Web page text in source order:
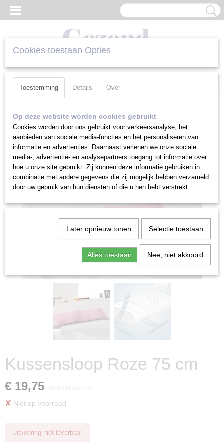
Inloggen Registreren
Home >Kussenslopen>Kussenslopen 75 cm>
75 cm
Kussensloop Roze 75 cm
€ 19,75
✘ Niet op voorraad
Uitvoering niet leverbaar
Cookies toestaan Opties
Toestemming Details Over
Op deze website worden cookies gebruikt
Cookies worden door ons gebruikt voor verkeersanalyse, het
aanbieden van sociale media-functies en het personaliseren van
informatie en advertenties. Daarnaast verlenen we onze sociale
media-, advertentie- en analysepartners toegang tot informatie over
hoe u onze site gebruikt. Zij kunnen deze informatie gebruiken in
combinatie met andere gegevens die zij mogelijk hebben verzameld
door uw gebruik van hun diensten of die u hen hebt verstrekt.
Later opnieuw tonen Selectie toestaan
Alles toestaan Nee, niet akkoord